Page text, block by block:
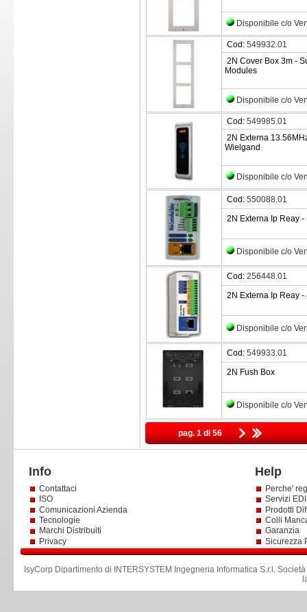
Disponibile c/o
Cod: 549932.01
2N Cover Box 3m -
Modules
Disponibile c/o
Cod: 549985.01
2N Externa
Wielgand
Disponibile c/o
Cod: 550088.01
2N Externa Ip Reay -
Disponibile c/o
Cod: 256448.01
2N Externa Ip Reay -
Disponibile c/o
Cod: 549933.01
2N Fush Box
Disponibile c/o
pag. 1 di 56
Info Help
Contattaci
ISO
Comunicazioni Azienda
Tecnologie
Marchi Distribuiti
Privacy
Perche'
Servizi
Prodotti
Colli
Garanzia
Sicurezza
IsyCorp Dipartimento di INTERSYSTEM Ingegneria Informatica S.r.l .